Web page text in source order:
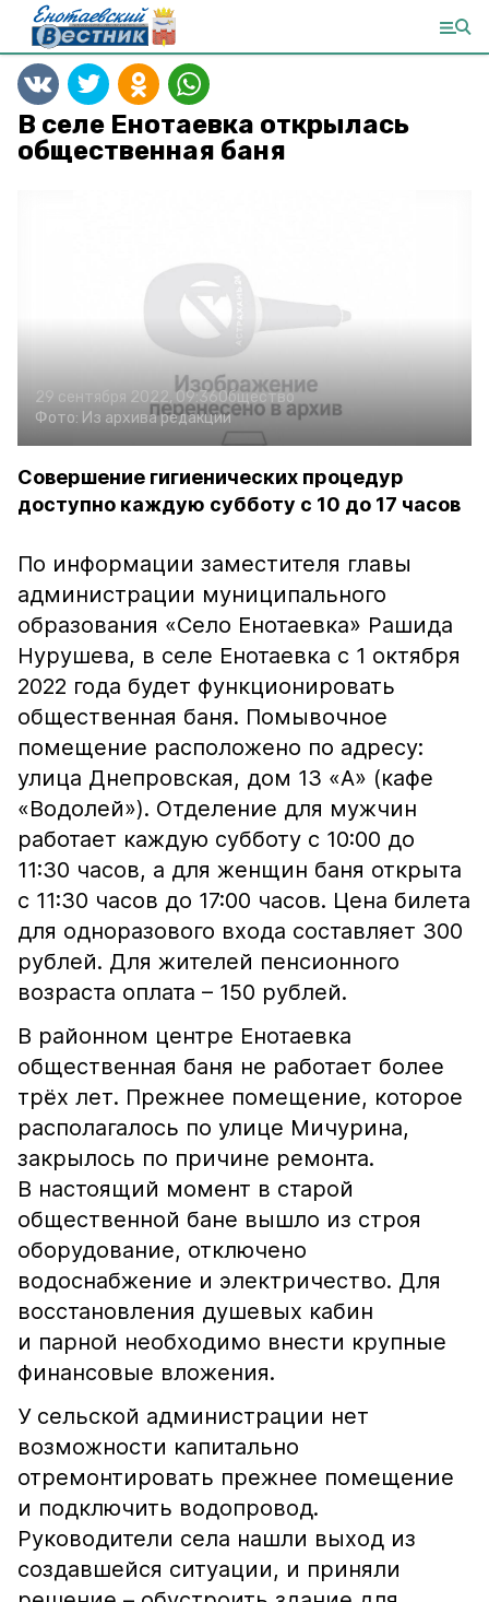
В селе Енотаевка открылась
общественная баня
29 сентября 2022, 09:36Общество
Фото: Из архива редакции
Совершение гигиенических процедур
доступно каждую субботу с 10 до 17 часов
По информации заместителя главы
администрации муниципального
образования «Село Енотаевка» Рашида
Нурушева, в селе Енотаевка с 1 октября
2022 года будет функционировать
общественная баня. Помывочное
помещение расположено по адресу:
улица Днепровская, дом 13 «А» (кафе
«Водолей»). Отделение для мужчин
работает каждую субботу с 10:00 до
11:30 часов, а для женщин баня открыта
с 11:30 часов до 17:00 часов. Цена билета
для одноразового входа составляет 300
рублей. Для жителей пенсионного
возраста оплата – 150 рублей.
В районном центре Енотаевка
общественная баня не работает более
трёх лет. Прежнее помещение, которое
располагалось по улице Мичурина,
закрылось по причине ремонта.
В настоящий момент в старой
общественной бане вышло из строя
оборудование, отключено
водоснабжение и электричество. Для
восстановления душевых кабин
и парной необходимо внести крупные
финансовые вложения.
У сельской администрации нет
возможности капитально
отремонтировать прежнее помещение
и подключить водопровод.
Руководители села нашли выход из
создавшейся ситуации, и приняли